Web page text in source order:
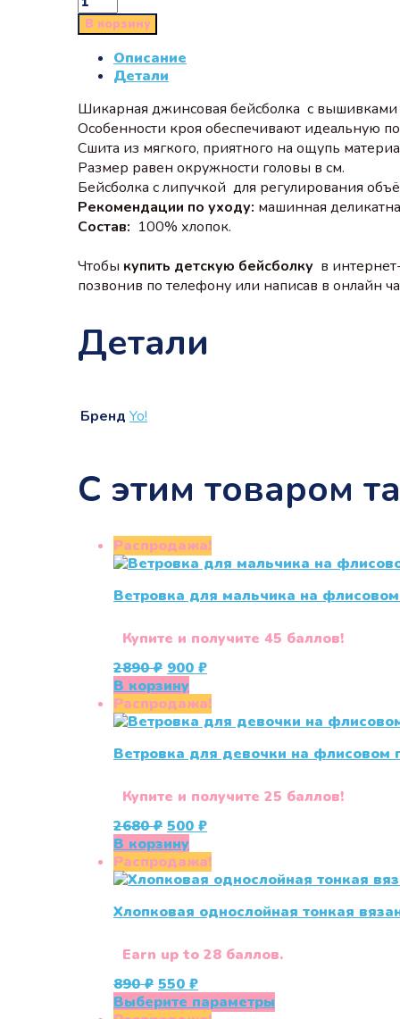
В корзину
Описание
Детали
Шикарная джинсовая бейсболка с вышивками
Особенности кроя обеспечивают идеальную
Сшита из мягкого, приятного на ощупь
Размер равен окружности головы в см.
Бейсболка с липучкой для регулирования
Рекомендации по уходу: машинная
Состав: 100% хлопок.
Чтобы купить детскую бейсболку в
позвонив по телефону или написав в онлайн
Детали
Бренд Yo!
С этим товаром
Распродажа!
Ветровка для мальчика на
Купите и получите 45 баллов!
2890₽ Первоначальная
цена
составляла
2890 ₽.
900₽Текущая
900 ₽.
В корзину
Распродажа!
Ветровка для девочки на флисовом
Купите и получите 25 баллов!
2680₽ Первоначальная
цена
составляла
2680 ₽.
500₽Текущая
500 ₽.
В корзину
Распродажа!
Хлопковая однослойная тонкая
Earn up to 28 баллов.
890₽ Первоначальная
цена
550₽Текущая
цена:
Выберите параметры